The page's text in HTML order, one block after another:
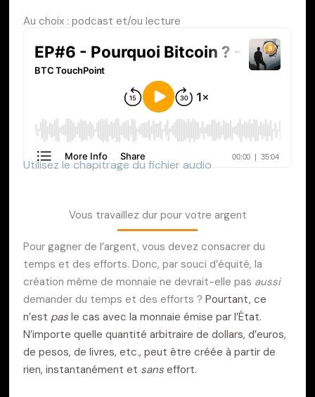
Au choix : podcast et/ou lecture
Utilisez le chapitrage du fichier audio
Vous travaillez dur pour votre argent
Pour gagner de l’argent, vous devez consacrer du
temps et des efforts. Donc, par souci d’équité, la
création même de monnaie ne devrait-elle pas aussi
demander du temps et des efforts ? Pourtant, ce
n’est pas le cas avec la monnaie émise par l’État.
N’importe quelle quantité arbitraire de dollars, d’euros,
de pesos, de livres, etc., peut être créée à partir de
rien, instantanément et sans effort.